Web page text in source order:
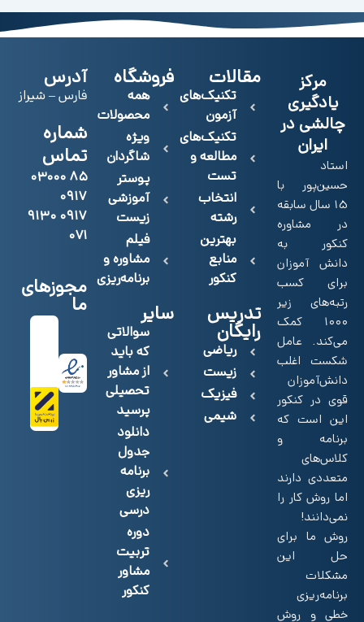
مرکز
یادگیری
چالشی در
ایران
استاد
حسین‌پور با
15 سال سابقه
در مشاوره
کنکور به
دانش آموزان
برای کسب
رتبه‌های زیر
۱۰۰۰ کمک
می‌کند. عامل
شکست اغلب
دانش‌آموزان
قوی در کنکور
این است که
برنامه و
کلاس‌های
متعددی دارند
اما روش کار را
نمی‌دانند!
روش‌ ما برای
حل این
مشکلات
برنامه‌ریزی
خطی و روش
مقالات
تکنیک‌های
آزمون
تکنیک‌های
مطالعه و
تست
انتخاب
رشته
بهترین
منابع
کنکور
تدریس
رایگان
ریاضی
زیست
فیزیک
شیمی
فروشگاه
همه
محصولات
ویژه
شاگردان
پوستر
آموزشی
زیست
فیلم
مشاوره و
برنامه‌ریزی
سایر
سوالاتی
که باید
از مشاور
تحصیلی
پرسید
دانلود
جدول
برنامه
ریزی
درسی
دوره
تربیت
مشاور
کنکور
آدرس
فارس – شیراز
شماره
تماس
۸۵ ۰۳۰۰۰
۰۹۱۷
۰۹۱۷ ۹۱۳۰
۰۷۱
مجوزهای
ما